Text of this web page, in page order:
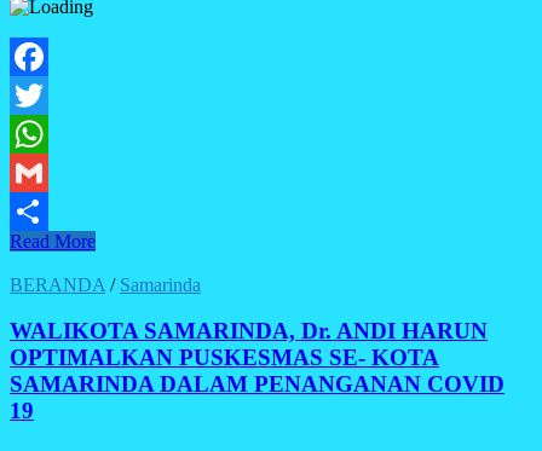
Facebook
Twitter
WhatsApp
Gmail
Share
PEMERINTAH
SAMARINDA
BANTUAN
500
PAKET
DARI
PT.
Read More
BERANDA / Samarinda
WALIKOTA SAMARINDA, Dr. ANDI HARUN
OPTIMALKAN PUSKESMAS SE- KOTA
SAMARINDA DALAM PENANGANAN COVID
19